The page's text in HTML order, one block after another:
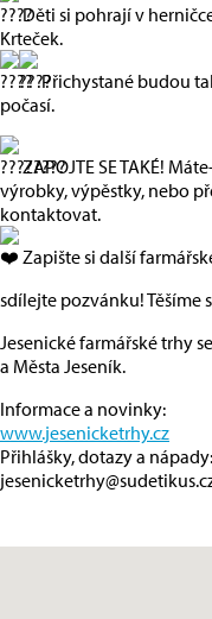
Děti si pohrají v
Krteček.
Přichystané budou
počasí.
ZAPOJTE SE TAKÉ!
výrobky, výpěstky, nebo
kontaktovat.
Zapište si další
sdílejte pozvánku! Těšíme
Jesenické farmářské trhy
a Města Jeseník.
Informace a novinky:
www.jesenicketrhy.cz
Přihlášky, dotazy a nápady: